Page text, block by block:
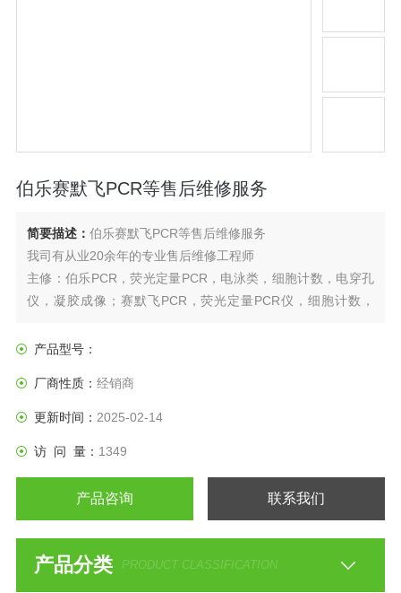
伯乐赛默飞PCR等售后维修服务
简要描述： 伯乐赛默飞PCR等售后维修服务
我司有从业20余年的专业售后维修工程师
主修：伯乐PCR，荧光定量PCR，电泳类，细胞计数，电穿孔
仪，凝胶成像；赛默飞PCR，荧光定量PCR仪，细胞计数，
产品型号：
厂商性质： 经销商
更新时间： 2025-02-14
访 问 量： 1349
产品咨询 联系我们
产品分类 PRODUCT CLASSIFICATION